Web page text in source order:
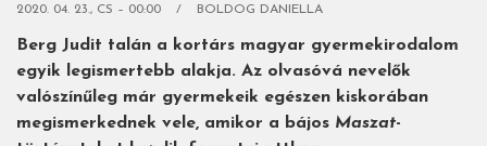
2020. 04. 23., CS – 00:00 BOLDOG DANIELLA
Berg Judit talán a kortárs magyar gyermekirodalom
egyik legismertebb alakja. Az olvasóvá nevelők
valószínűleg már gyermekeik egészen kiskorában
megismerkednek vele, amikor a bájos Maszat-